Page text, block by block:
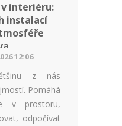
interiéru:
instalací
12:06
z nás
Pomáhá
v prostoru,
odpočívat